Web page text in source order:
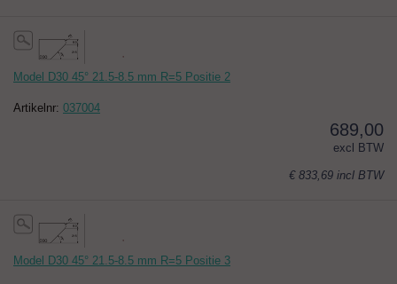
Model D30 45° 21.5-8.5 mm R=5 Positie 2
Artikelnr: 037004
689,00
excl BTW
€ 833,69 incl BTW
Model D30 45° 21.5-8.5 mm R=5 Positie 3